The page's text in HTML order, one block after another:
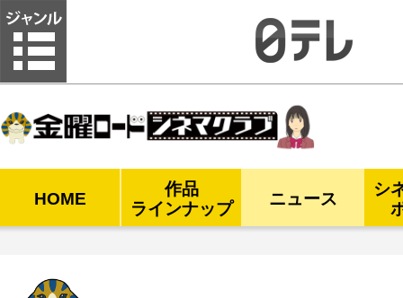
HOME
作品
ラインナップ
ニュース
シ